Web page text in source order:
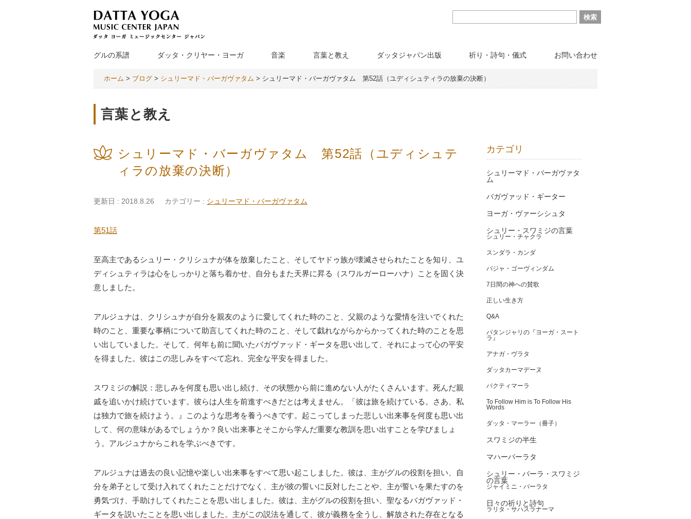
グルの系譜 ダッタ・クリヤー・ヨーガ 音楽 言葉と教え ダッタジャパン出版 祈り・詩句・儀式 お問い合わせ
ホーム > ブログ> シュリーマド・バーガヴァタム > シュリーマド・バーガヴァタム 第52話（ユディシュティラの放棄の決断）
言葉と教え
シュリーマド・バーガヴァタム 第52話（ユディシュテ
ィラの放棄の決断）
更新日 : 2018.8.26 カテゴリー : シュリーマド・バーガヴァタム
第51話
至高主であるシュリー・クリシュナが体を放棄したこと、そしてヤドゥ族が壊滅させられたことを知り、ユ
ディシュティラは心をしっかりと落ち着かせ、自分もまた天界に昇る（スワルガーローハナ）ことを固く決
意しました。
アルジュナは、クリシュナが自分を親友のように愛してくれた時のこと、父親のような愛情を注いでくれた
時のこと、重要な事柄について助言してくれた時のこと、そして戯れながらからかってくれた時のことを思
い出していました。 そして、何年も前に聞いたバガヴァッド・ギータを思い出して、それによって心の平安
を得ました。 彼はこの悲しみをすべて忘れ、完全な平安を得ました。
スワミジの解説：悲しみを何度も思い出し続け、その状態から前に進めない人がたくさんいます。死んだ親
戚を追いかけ続けています。彼らは人生を前進すべきだとは考えません。
「彼は旅を続けている。
さあ、私
は独力で旅を続けよう。』このような思考を養うべきです。 起こってしまった悲しい出来事を何度も思い出
して、何の意味があるでしょうか？良い出来事とそこから学んだ重要な教訓を思い出すことを学びましょ
う。アルジュナからこれを学ぶべきです。
アルジュナは過去の良い記憶や楽しい出来事をすべて思い起こしました。彼は、主がグルの役割を担い、自
分を弟子として受け入れてくれたことだけでなく、主が彼の誓いに反対したことや、主が誓いを果たすのを
勇気づけ、手助けしてくれたことを思い出しました。彼は、主がグルの役割を担い、聖なるバガヴァッド・
ギータを説いたことを思い出しました。主がこの説法を通して、彼が義務を全うし、解放された存在となる
カテゴリ
シュリーマド・バーガヴァタ
ム
バガヴァッド・ギーター
ヨーガ・ヴァーシシュタ
シュリー・スワミジの言葉
シュリー・チャクラ
スンダラ・カンダ
バジャ・ゴーヴィンダム
7日間の神への賛歌
正しい生き方
Q&A
パタンジャリの『ヨーガ・スート
ラ』
アナガ・ヴラタ
ダッタカーマデーヌ
バクティマーラ
To Follow Him is To Follow His
Words
ダッタ・マーラー（冊子）
スワミジの半生
マハーバーラタ
シュリー・バーラ・スワミジ
の言葉
ジャイミニ・バーラタ
日々の祈りと詩句
ラリタ・サハスラナーマ